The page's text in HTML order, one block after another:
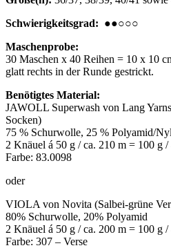
Schwierigkeitsgrad: ●●○○○
Maschenprobe:
30 Maschen x 40 Reihen = 10 x 10
glatt rechts in der Runde gestrickt.
Benötigtes Material:
JAWOLL Superwash von Lang
Socken)
75 % Schurwolle, 25 % Polyamid/
2 Knäuel á 50 g / ca. 210 m = 100 g /
Farbe: 83.0098
oder
VIOLA von Novita (Salbei-grüne
80% Schurwolle, 20% Polyamid
2 Knäuel á 50 g / ca. 200 m = 100 g /
Farbe: 307 – Verse